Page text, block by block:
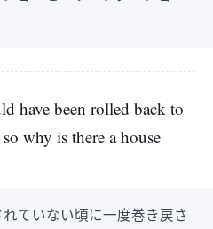
have been rolled back to
why is there a house
ていない頃に一度巻き戻さ